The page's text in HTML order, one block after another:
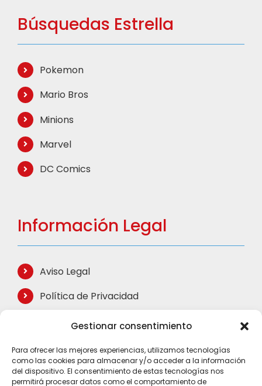
Gestionar consentimiento
Para ofrecer las mejores experiencias, utilizamos tecnologías
como las cookies para almacenar y/o acceder a la información
del dispositivo. El consentimiento de estas tecnologías nos
permitirá procesar datos como el comportamiento de
Búsquedas Estrella
Pokemon
Mario Bros
Minions
Marvel
DC Comics
Información Legal
Aviso Legal
Política de Privacidad
Política de Cookies
Términos de Compra
Mapa del Sitio